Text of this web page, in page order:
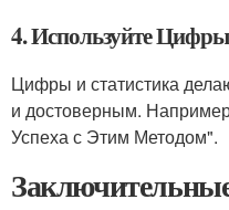
4. Используйте
Цифры и статистика
и достоверным.
Успеха с Этим Методом".